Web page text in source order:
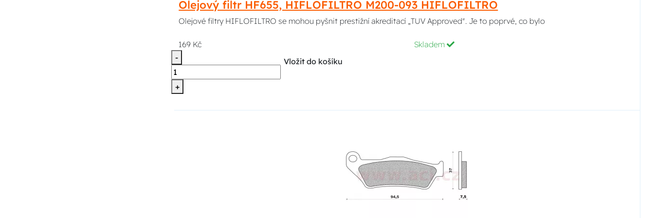
Olejový filtr HF655, HIFLOFILTRO M200-093 HIFLOFILTRO
Olejové filtry HIFLOFILTRO se mohou pyšnit prestižní akreditací „TUV Approved". Je to poprvé, co bylo
169 Kč
Skladem
-
+
Vložit do košíku